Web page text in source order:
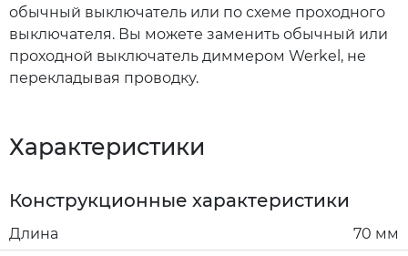
обычный выключатель или по схеме проходного
выключателя. Вы можете заменить обычный или
проходной выключатель диммером Werkel, не
перекладывая проводку.
Характеристики
Конструкционные характеристики
Длина
70 мм